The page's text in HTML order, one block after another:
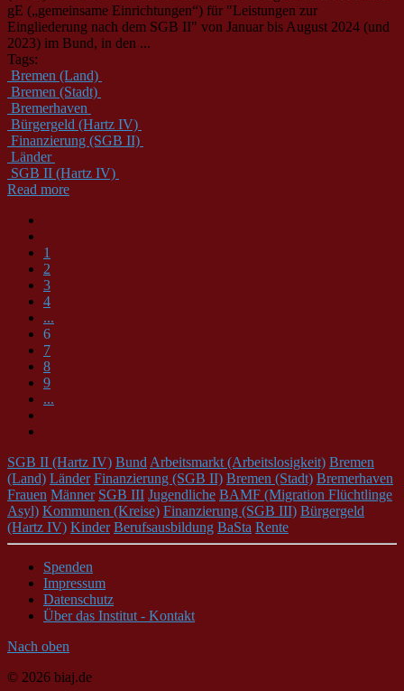
gE („gemeinsame Einrichtungen“) für "Leistungen zur
Eingliederung nach dem SGB II" von Januar bis August 2024 (und
2023) im Bund, in den ...
Tags:
Bremen (Land)
Bremen (Stadt)
Bremerhaven
Bürgergeld (Hartz IV)
Finanzierung (SGB II)
Länder
SGB II (Hartz IV)
Read more
1
2
3
4
...
6
7
8
9
...
SGB II (Hartz IV) Bund Arbeitsmarkt (Arbeitslosigkeit) Bremen
(Land) Länder Finanzierung (SGB II) Bremen (Stadt) Bremerhaven
Frauen Männer SGB III Jugendliche BAMF (Migration Flüchtlinge
Asyl) Kommunen (Kreise) Finanzierung (SGB III) Bürgergeld
(Hartz IV) Kinder Berufsausbildung BaSta Rente
Spenden
Impressum
Datenschutz
Über das Institut - Kontakt
Nach oben
© 2026 biaj.de